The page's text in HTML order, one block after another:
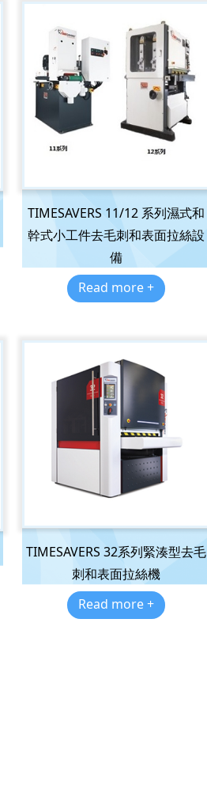
TIMESAVERS 11/12 系列濕式和
幹式小工件去毛刺和表面拉絲設
備
Read more +
TIMESAVERS 32系列緊湊型去毛
刺和表面拉絲機
Read more +